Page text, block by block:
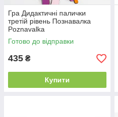
Гра Дидактичні палички
третій рівень Познавалка
Poznavalka
Готово до відправки
435 ₴
Купити